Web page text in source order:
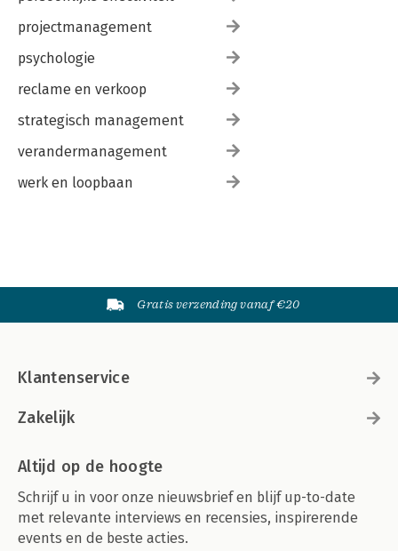
projectmanagement
psychologie
reclame en verkoop
strategisch management
verandermanagement
werk en loopbaan
Gratis verzending vanaf €20
Klantenservice
Zakelijk
Altijd op de hoogte
Schrijf u in voor onze nieuwsbrief en blijf up-to-date
met relevante interviews en recensies, inspirerende
events en de beste acties.